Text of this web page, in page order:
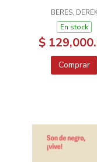
BERES,
En stock
$
Comprar